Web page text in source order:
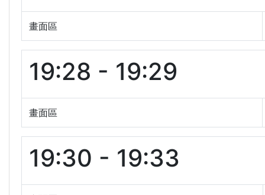
畫面區
19:28 - 19:29
畫面區
19:30 - 19:33